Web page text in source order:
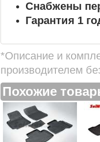
Снабжены
Гарантия 1
*Описание и
производителем
Похожие